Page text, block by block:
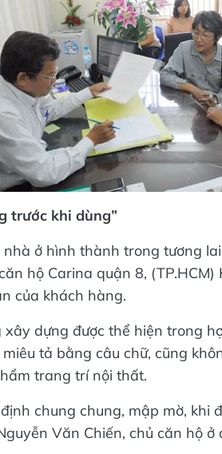
trước khi dùng”
ở hình thành trong tương
hộ Carina quận 8,
của khách hàng.
xây dựng được thể hiện trong
tả bằng câu chữ, cũng
trang trí nội thất.
chung chung, mập mờ, khi
Văn Chiến, chủ căn hộ ở